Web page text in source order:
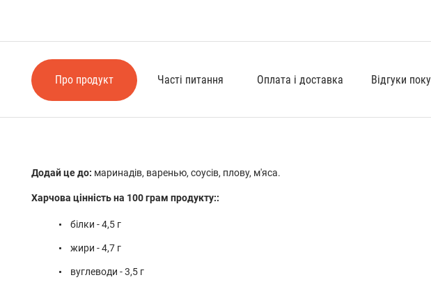
Про продукт Часті питання Оплата і доставка Відгуки
Додай це до: маринадів, варенью, соусів, плову, м'яса.
Харчова цінність на 100 грам продукту::
білки - 4,5 г
жири - 4,7 г
вуглеводи - 3,5 г